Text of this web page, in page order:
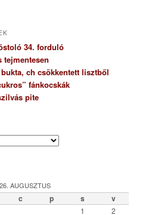
34. forduló
tejmentesen
ch csökkentett lisztből
fánkocskák
pite
AUGUSZTUS
c p s v
1
2